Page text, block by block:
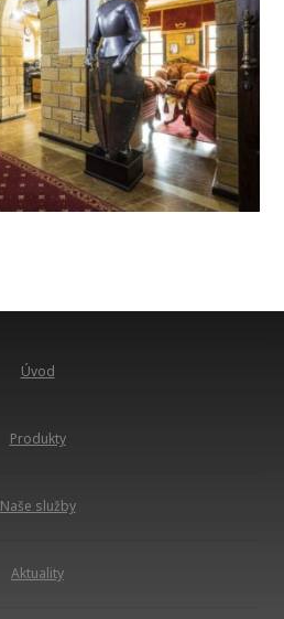
Úvod
Produkty
Naše služby
Aktuality